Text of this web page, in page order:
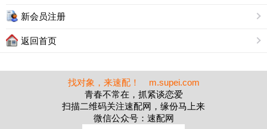
新会员注册
返回首页
找对象，来速配！ m.supei.com
青春不常在，抓紧谈恋爱
扫描二维码关注速配网，缘份马上来
微信公众号：速配网